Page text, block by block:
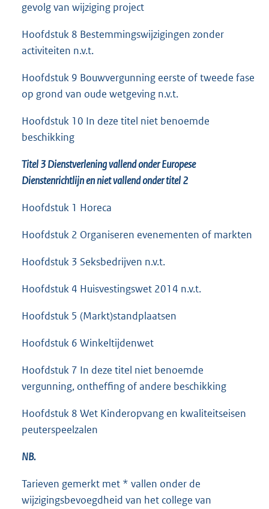
gevolg van wijziging project
Hoofdstuk 8 Bestemmingswijzigingen zonder
activiteiten n.v.t.
Hoofdstuk 9 Bouwvergunning eerste of tweede fase
op grond van oude wetgeving n.v.t.
Hoofdstuk 10 In deze titel niet benoemde
beschikking
Titel 3 Dienstverlening vallend onder Europese
Dienstenrichtlijn en niet vallend onder titel 2
Hoofdstuk 1 Horeca
Hoofdstuk 2 Organiseren evenementen of markten
Hoofdstuk 3 Seksbedrijven n.v.t.
Hoofdstuk 4 Huisvestingswet 2014 n.v.t.
Hoofdstuk 5 (Markt)standplaatsen
Hoofdstuk 6 Winkeltijdenwet
Hoofdstuk 7 In deze titel niet benoemde
vergunning, ontheffing of andere beschikking
Hoofdstuk 8 Wet Kinderopvang en kwaliteitseisen
peuterspeelzalen
NB.
Tarieven gemerkt met * vallen onder de
wijzigingsbevoegdheid van het college van